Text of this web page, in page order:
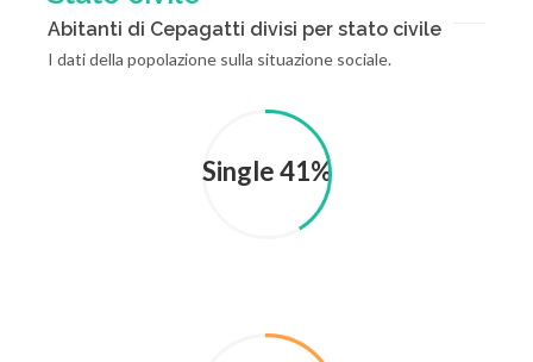
Abitanti di Cepagatti divisi per stato civile
I dati della popolazione sulla situazione sociale.
Single 41%